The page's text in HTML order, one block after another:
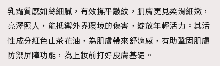
乳霜質感如絲細膩，有效撫平皺紋，肌膚更見柔滑細嫩，
亮澤照人，能抵禦外界環境的傷害，綻放年輕活力。其活
性成分紅色山茶花油，為肌膚帶來舒適感，有助鞏固肌膚
防禦屏障功能，為上妝前打好皮膚基礎。